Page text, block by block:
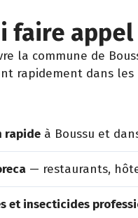
faire
la commune de
rapidement dans les
rapide à Boussu et
— restaurants,
et insecticides